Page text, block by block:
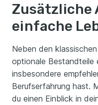
Zusätzliche
einfache
Neben den
optionale Bestandteile
insbesondere
Berufserfahrung hast.
du einen Einblick in